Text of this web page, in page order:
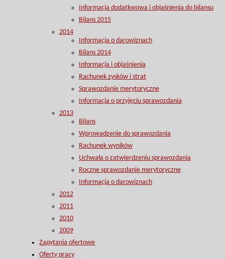
Informacja dodatkwowa i objaśnienia do bilansu
Bilans 2015
2014
Informacja o darowiznach
Bilans 2014
Informacja i objaśnienia
Rachunek zysków i strat
Sprawozdanie merytoryczne
Informacja o przyjęciu sprawozdania
2013
Bilans
Wprowadzenie do sprawozdania
Rachunek wyników
Uchwała o zatwierdzeniu sprawozdania
Roczne sprawozdanie merytoryczne
Informacja o darowiznach
2012
2011
2010
2009
Zapytania ofertowe
Oferty pracy